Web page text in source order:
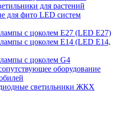
для растений
для фито LED систем
с цоколем Е27 (LED E27)
с цоколем Е14 (LED E14,
с цоколем G4
оборудование
светильники ЖКХ